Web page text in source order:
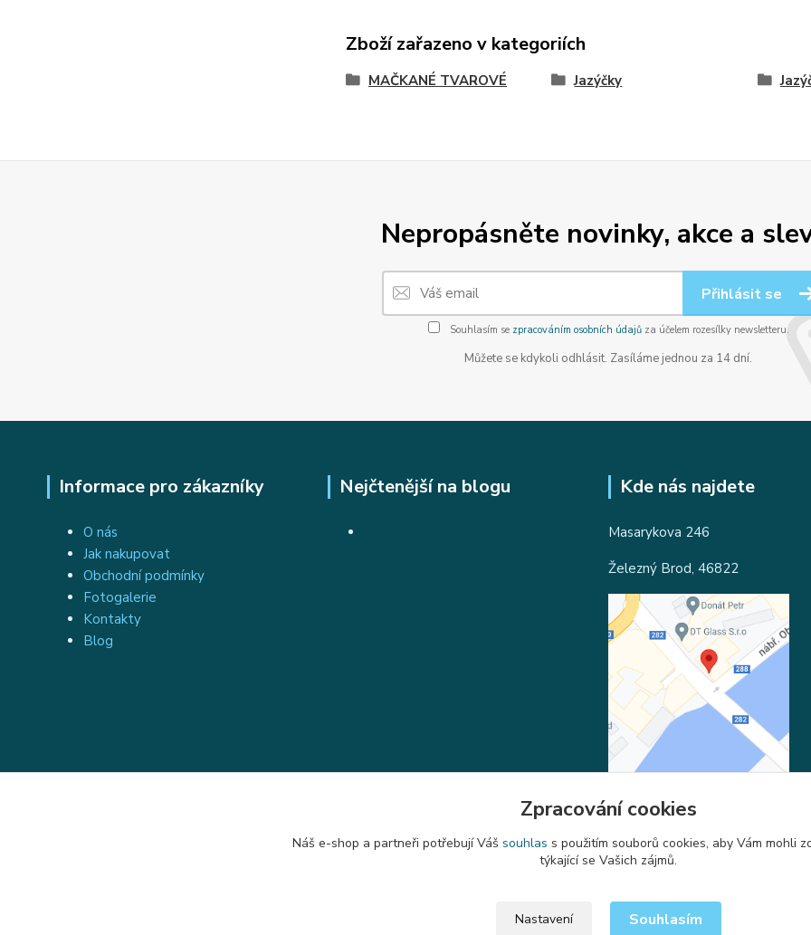
Zboží zařazeno v kategoriích
MAČKANÉ TVAROVÉ Jazýčky
Nepropásněte novinky, akce a
Přihlásit se
Souhlasím se zpracováním osobních údajůza účelem rozesílky newsletteru.
Můžete se kdykoli odhlásit. Zasíláme jednou za 14 dní.
Informace pro zákazníky
O nás
Jak nakupovat
Obchodní podmínky
Fotogalerie
Kontakty
Blog
Nejčtenější na blogu Kde nás najdete
Masarykova 246
Železný Brod, 46822
Upravit sběr cookies.
Zpracování cookies
Náš e-shop a partneři potřebují Váš souhlas s použitím souborů cookies, aby Vám mohli
týkající se Vašich zájmů.
Nastavení Souhlasím